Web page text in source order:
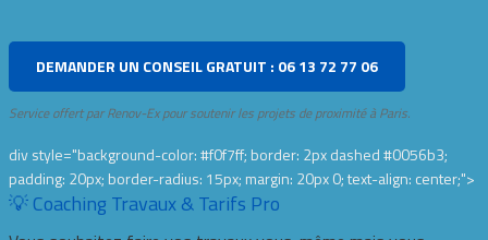
DEMANDER UN CONSEIL GRATUIT : 06 13 72 77 06
Service offert par Renov-Ex pour soutenir les projets de proximité à Paris.
div style="background-color: #f0f7ff; border: 2px dashed #0056b3;
padding: 20px; border-radius: 15px; margin: 20px 0; text-align: center;">
💡 Coaching Travaux & Tarifs Pro